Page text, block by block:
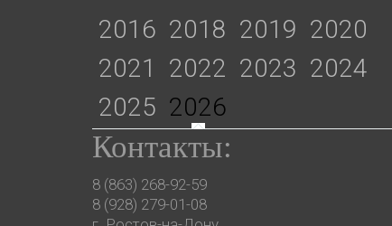
2016 2018 2019 2020
2021
2022 2023 2024
2025 2026
Контакты:
8 (863) 268-92-59
8 (928) 279-01-08